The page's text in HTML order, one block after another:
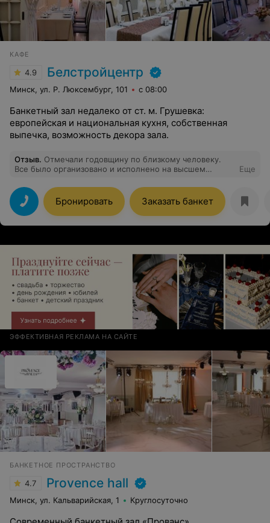
КАФЕ
4.9 Белстройцентр
Минск, ул. Р. Люксембург, 101 с 08:00
Банкетный зал недалеко от ст. м. Грушевка:
европейская и национальная кухня, собственная
выпечка, возможность декора зала.
Отзыв. Отмечали годовщину по близкому человеку.
Все было организовано и исполнено на высшем
коллективу кафе и Оксане Владимировне за создание
домашнего уюта и спокойствия. Второй раз в вашем
кафе и очень довольны Всем! Спасибо большое. С
уважением, Афанасьев Е. Г.
Еще
Бронировать Заказать банкет
ЭФФЕКТИВНАЯ РЕКЛАМА НА САЙТЕ
БАНКЕТНОЕ ПРОСТРАНСТВО
4.7 Provence hall
Минск, ул. Кальварийская, 1 Круглосуточно